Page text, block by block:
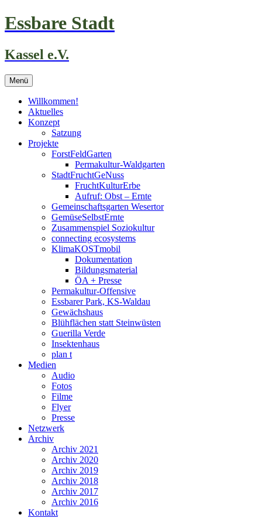
Zum
Inhalt
Essbare Stadt
Kassel e.V.
Menü
Willkommen!
Aktuelles
Konzept
Satzung
Projekte
ForstFeldGarten
Permakultur-Waldgarten
StadtFruchtGeNuss
FruchtKulturErbe
Aufruf: Obst – Ernte
Gemeinschaftsgarten Wesertor
GemüseSelbstErnte
Zusammenspiel Soziokultur
connecting ecosystems
KlimaKOSTmobil
Dokumentation
Bildungsmaterial
ÖA + Presse
Permakultur-Offensive
Essbarer Park, KS-Waldau
Gewächshaus
Blühflächen statt Steinwüsten
Guerilla Verde
Insektenhaus
plan t
Medien
Audio
Fotos
Filme
Flyer
Presse
Netzwerk
Archiv
Archiv 2021
Archiv 2020
Archiv 2019
Archiv 2018
Archiv 2017
Archiv 2016
Kontakt